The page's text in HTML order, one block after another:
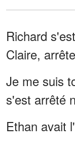
Richard
Claire,
Je me suis
s'est arrêté
Ethan avait